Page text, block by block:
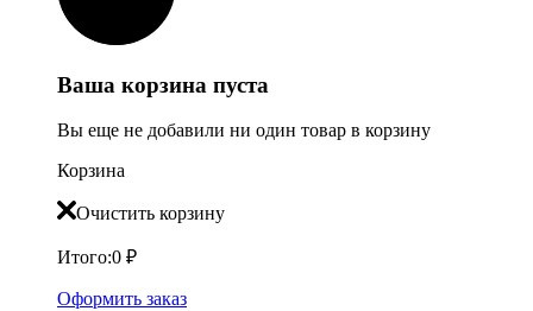
Ваша корзина пуста
Вы еще не добавили ни один товар в корзину
Корзина
Очистить корзину
Итого:0 ₽
Оформить заказ